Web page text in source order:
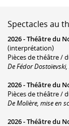
Spectacles au
2026 -Théâtre du
(interprétation)
Pièces de théâtre /
De Fédor
2026 -Théâtre du
Pièces de théâtre /
De Molière, mise en
2026 -Théâtre du